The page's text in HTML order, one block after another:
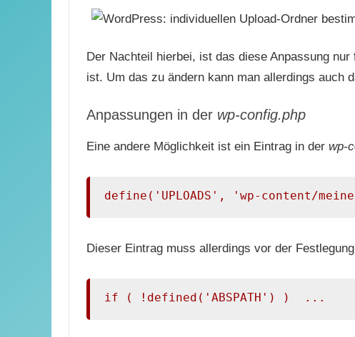
Der Nachteil hierbei, ist das diese Anpassung
ist. Um das zu ändern kann man allerdings auch
Anpassungen in der wp-config.php
Eine andere Möglichkeit ist ein Eintrag in der wp-
define('UPLOADS', 'wp-content/
Dieser Eintrag muss allerdings vor der
if ( !defined('ABSPATH') )  ...